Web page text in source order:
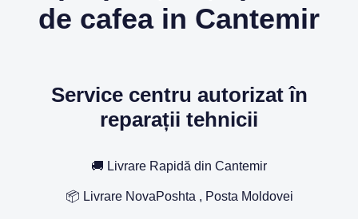
de cafea in Cantemir
Service centru autorizat în
reparații tehnicii
🚚 Livrare Rapidă din Cantemir
📦 Livrare NovaPoshta , Posta Moldovei